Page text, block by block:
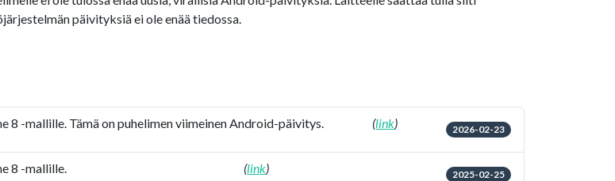
päivityksiä ei ole enää tiedossa.
8 -mallille. Tämä on puhelimen viimeinen Android-päivitys. (link) 2026-02-23
8 -mallille. (link) 2025-02-25